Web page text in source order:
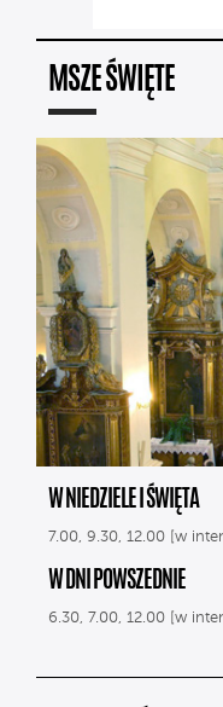
MSZE ŚWIĘTE
W NIEDZIELE I ŚWIĘTA
7.00, 9.30, 12.00 [w
W DNI POWSZEDNIE
6.30, 7.00, 12.00 [w